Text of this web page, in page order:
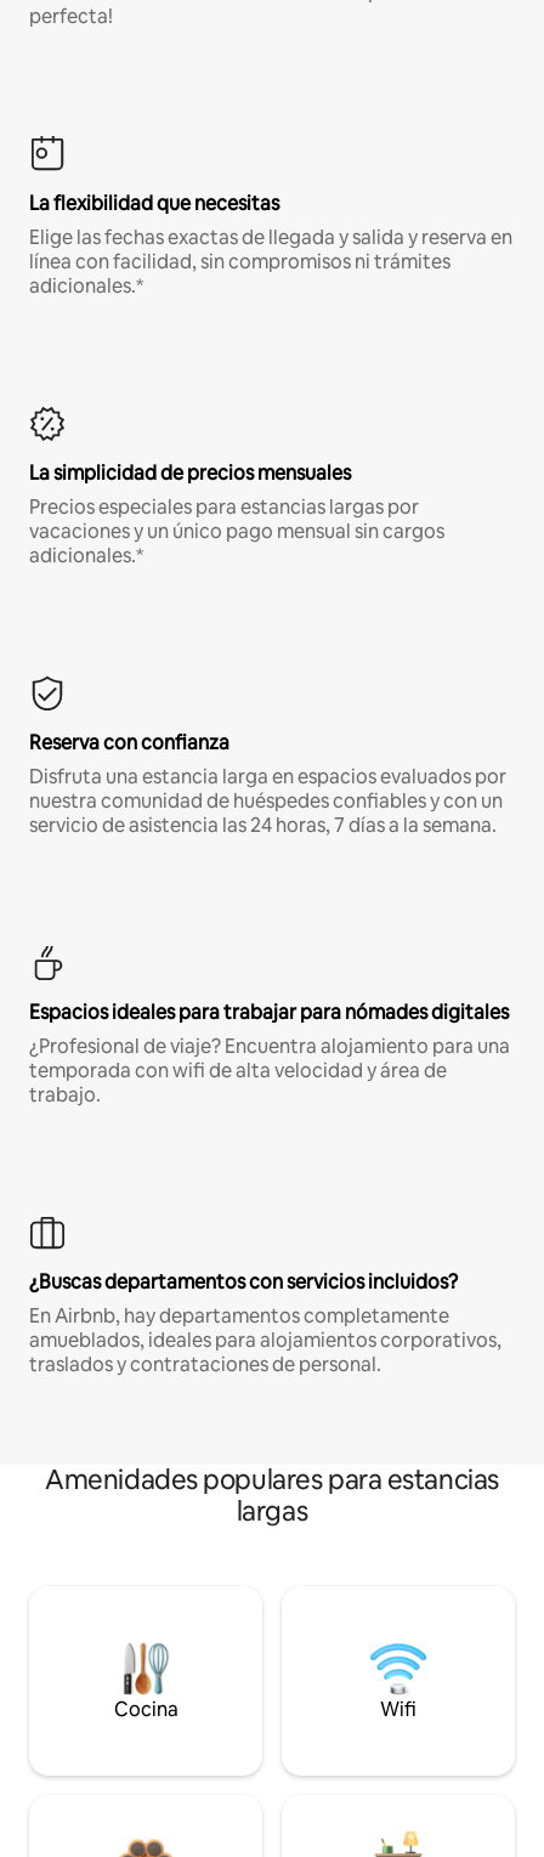
perfecta!
La flexibilidad que necesitas
Elige las fechas exactas de llegada y salida y reserva en
línea con facilidad, sin compromisos ni trámites
adicionales.*
La simplicidad de precios mensuales
Precios especiales para estancias largas por
vacaciones y un único pago mensual sin cargos
adicionales.*
Reserva con confianza
Disfruta una estancia larga en espacios evaluados por
nuestra comunidad de huéspedes confiables y con un
servicio de asistencia las 24 horas, 7 días a la semana.
Espacios ideales para trabajar para nómades digitales
¿Profesional de viaje? Encuentra alojamiento para una
temporada con wifi de alta velocidad y área de
trabajo.
¿Buscas departamentos con servicios incluidos?
En Airbnb, hay departamentos completamente
amueblados, ideales para alojamientos corporativos,
traslados y contrataciones de personal.
Amenidades populares para estancias
largas
Cocina Wifi